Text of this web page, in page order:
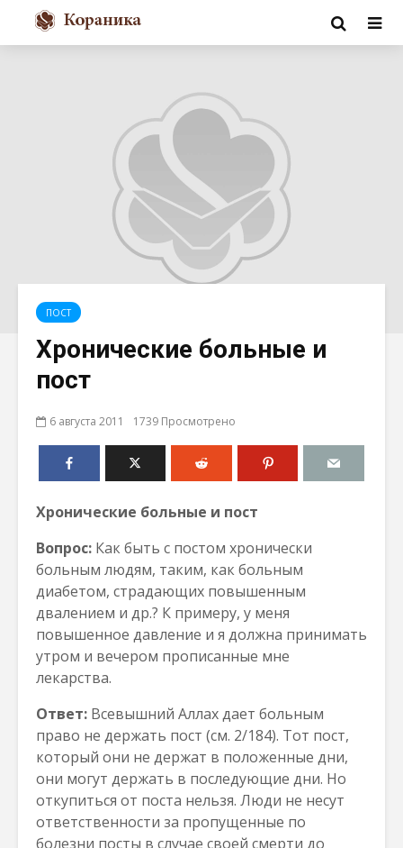
ПОСТ
Хронические больные и
пост
6 августа 2011 1739 Просмотрено
Хронические больные и пост
Вопрос: Как быть с постом хронически
больным людям, таким, как больным
диабетом, страдающих повышенным
двалением и др.? К примеру, у меня
повышенное давление и я должна принимать
утром и вечером прописанные мне
лекарства.
Ответ: Всевышний Аллах дает больным
право не держать пост (см. 2/184). Тот пост,
который они не держат в положенные дни,
они могут держать в последующие дни. Но
откупиться от поста нельзя. Люди не несут
ответственности за пропущенные по
болезни посты в случае своей смерти до